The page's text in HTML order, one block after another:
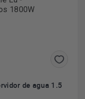
de agua 1.5